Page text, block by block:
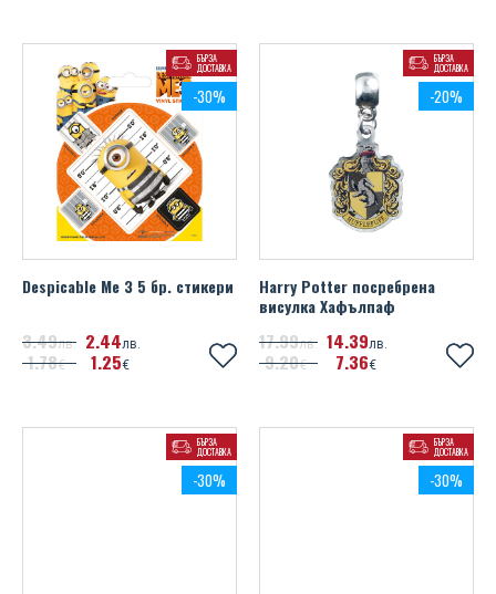
БЪРЗА
ДОСТАВКА
-30%
Despicable Me 3 5 бр. стикери
349лв.
178€
2 44лв.
1 25€
БЪРЗА
ДОСТАВКА
-20%
Harry Potter посребрена
висулка Хафълпаф
1799лв.
920€
14 39лв.
7 36€
БЪРЗА
ДОСТАВКА
-30%
БЪРЗА
ДОСТАВКА
-30%